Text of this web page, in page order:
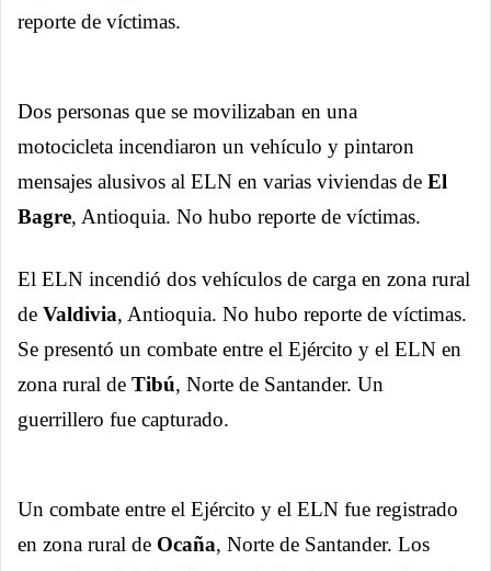
reporte de víctimas.
Dos personas que se movilizaban en una
motocicleta incendiaron un vehículo y pintaron
mensajes alusivos al ELN en varias viviendas de El
Bagre, Antioquia. No hubo reporte de víctimas.
El ELN incendió dos vehículos de carga en zona rural
de Valdivia, Antioquia. No hubo reporte de víctimas.
Se presentó un combate entre el Ejército y el ELN en
zona rural de Tibú, Norte de Santander. Un
guerrillero fue capturado.
Un combate entre el Ejército y el ELN fue registrado
en zona rural de Ocaña, Norte de Santander. Los